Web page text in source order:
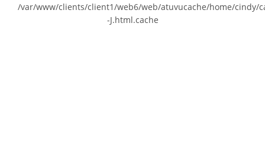
/var/www/clients/client1/web6/web/atuvucache/home/cindy/
-J.html.cache